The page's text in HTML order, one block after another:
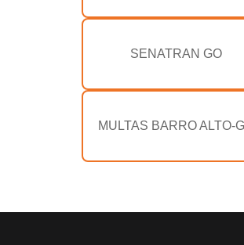
SENATRAN GO
MULTAS BARRO ALTO-